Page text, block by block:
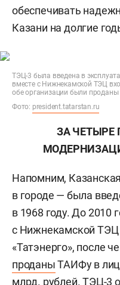
обеспечивать
Казани на долгие
ТЭЦ-3 была введена в
вместе с Нижнекамской ТЭЦ
обе организации были
Фото: president.tatarstan.ru
ЗА ЧЕТЫРЕ
Напомним,
в городе — была
в 1968 году. До 2010
с Нижнекамской ТЭЦ
«Татэнерго», после
проданыТАИФу в
млрд. рублей. ТЭЦ-3